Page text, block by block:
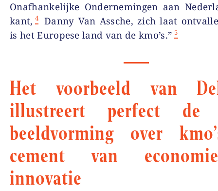
Onafhankelijke Ondernemingen aan
kant, 4
Danny Van Assche, zich laat
is het Europese land van de kmo’s.” 5
Het voorbeeld van
illustreert perfect de
beeldvorming over
cement van
innovatie